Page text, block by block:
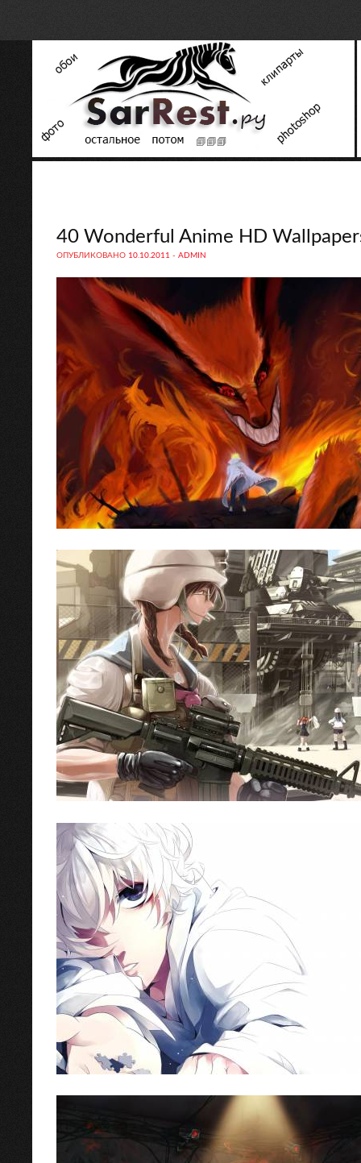
40 Wonderful Anime HD
ОПУБЛИКОВАНО 10.10.2011 - ADMIN